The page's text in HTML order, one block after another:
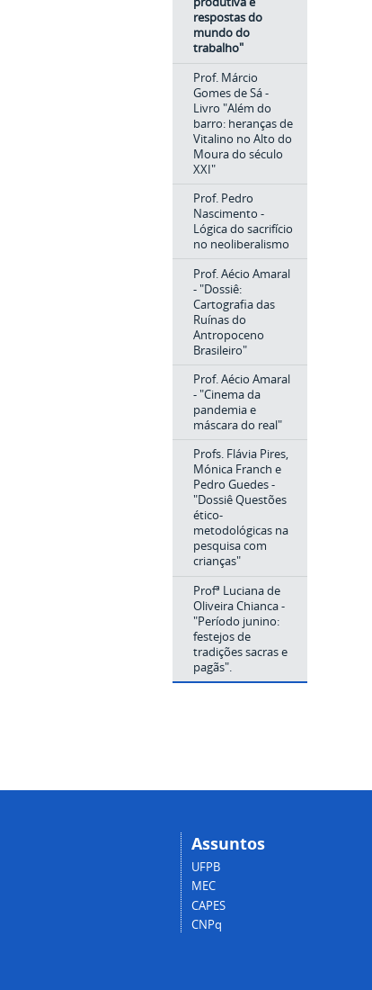
respostas do
mundo do
trabalho"
Prof. Márcio
Gomes de Sá -
Livro "Além do
barro: heranças de
Vitalino no Alto do
Moura do século
XXI"
Prof. Pedro
Nascimento -
Lógica do sacrifício
no neoliberalismo
Prof. Aécio Amaral
- "Dossiê:
Cartografia das
Ruínas do
Antropoceno
Brasileiro"
Prof. Aécio Amaral
- "Cinema da
pandemia e
máscara do real"
Profs. Flávia Pires,
Mónica Franch e
Pedro Guedes -
"Dossiê Questões
ético-
metodológicas na
pesquisa com
crianças"
Profª Luciana de
Oliveira Chianca -
"Período junino:
festejos de
tradições sacras e
pagãs".
Assuntos
UFPB
MEC
CAPES
CNPq